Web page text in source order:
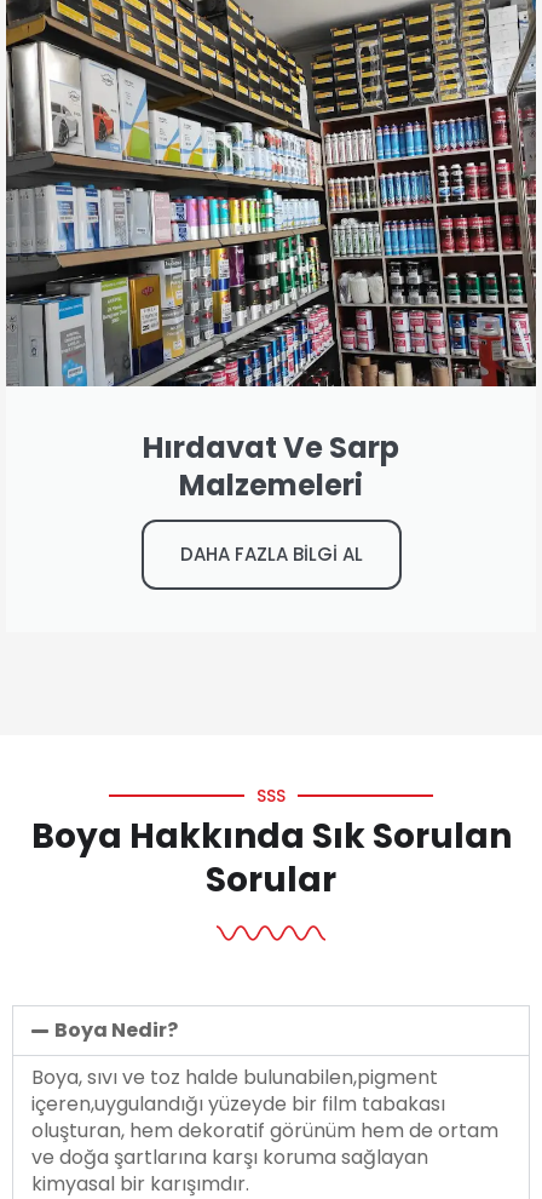
Hırdavat Ve Sarp
Malzemeleri
DAHA FAZLA BİLGİ AL
SSS
Boya Hakkında Sık Sorulan
Sorular
Boya Nedir?
Boya, sıvı ve toz halde bulunabilen,pigment
içeren,uygulandığı yüzeyde bir film tabakası
oluşturan, hem dekoratif görünüm hem de ortam
ve doğa şartlarına karşı koruma sağlayan
kimyasal bir karışımdır.